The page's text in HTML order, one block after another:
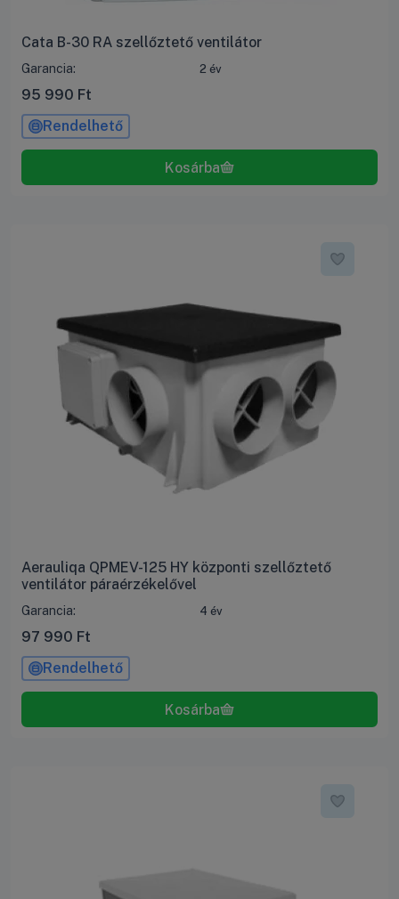
Cata B-30 RA szellőztető ventilátor
Garancia: 2 év
95 990 Ft
Rendelhető
Aerauliqa QPMEV-125 HY központi szellőztető
ventilátor páraérzékelővel
Garancia: 4 év
97 990 Ft
Rendelhető